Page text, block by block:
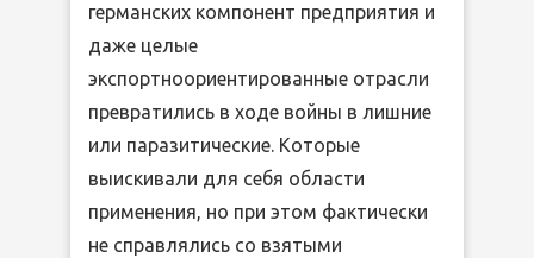
германских компонент предприятия и
даже целые
экспортноориентированные отрасли
превратились в ходе войны в лишние
или паразитические. Которые
выискивали для себя области
применения, но при этом фактически
не справлялись со взятыми